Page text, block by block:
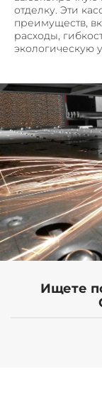
СЛЕСАРНЫЕ
ГИБКА ТРУБ
ПРОДУКЦИЯ
КОРЗИНЫ
ОБЛИЦОВКА
ОГРАЖДЕНИЯ
ОТКОСЫ И
ЛИФТОВЫЕ
отделку. Эти
преимуществ,
расходы,
экологическую
Ищете